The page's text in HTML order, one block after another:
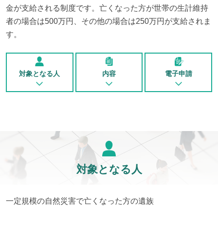
金が支給される制度です。亡くなった方が世帯の生計維持
者の場合は500万円、その他の場合は250万円が支給されま
す。
対象となる人 内容 電子申請
対象となる人
一定規模の自然災害で亡くなった方の遺族